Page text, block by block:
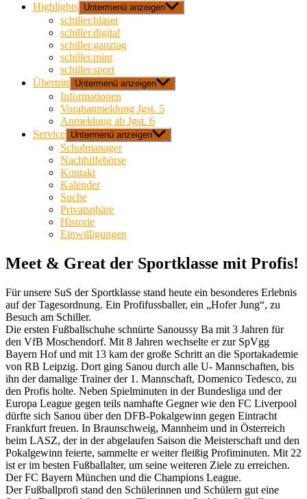
Highlights Untermenü anzeigen
schiller.bläser
schiller.digital
schiller.ganztag
schiller.mint
schiller.sport
Übertritt Untermenü anzeigen
Informationen
Vorabanmeldung Jgst. 5
Anmeldung ab Jgst. 6
Service Untermenü anzeigen
Schulmanager
Nachhilfebörse
Kontakt
Kalender
Suche
Privatsphäre
Historie
Einwilligungen
Meet & Great der Sportklasse mit Profis!
Für unsere SuS der Sportklasse stand heute ein besonderes Erlebnis
auf der Tagesordnung. Ein Profifussballer, ein „Hofer Jung“, zu
Besuch am Schiller.
Die ersten Fußballschuhe schnürte Sanoussy Ba mit 3 Jahren für
den VfB Moschendorf. Mit 8 Jahren wechselte er zur SpVgg
Bayern Hof und mit 13 kam der große Schritt an die Sportakademie
von RB Leipzig. Dort ging Sanou durch alle U- Mannschaften, bis
ihn der damalige Trainer der 1. Mannschaft, Domenico Tedesco, zu
den Profis holte. Neben Spielminuten in der Bundesliga und der
Europa League gegen teils namhafte Gegner wie den FC Liverpool
dürfte sich Sanou über den DFB-Pokalgewinn gegen Eintracht
Frankfurt freuen. In Braunschweig, Mannheim und in Österreich
beim LASZ, der in der abgelaufen Saison die Meisterschaft und den
Pokalgewinn feierte, sammelte er weiter fleißig Profiminuten. Mit 22
ist er im besten Fußballalter, um seine weiteren Ziele zu erreichen.
Der FC Bayern München und die Champions League.
Der Fußballprofi stand den Schülerinnen und Schülern gut eine